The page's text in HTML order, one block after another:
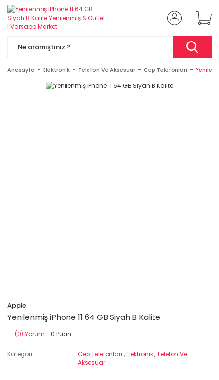
Anasayfa Elektronik Telefon Ve Aksesuar Cep Telefonları
Apple
Yenilenmiş iPhone 11 64 GB Siyah B Kalite
(0) Yorum - 0 Puan
Kategori Cep Telefonları ,Elektronik,Telefon Ve
Aksesuar